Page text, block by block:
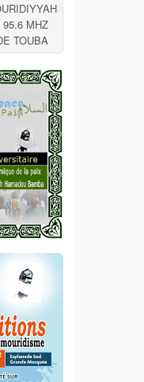
95.6 MHZ
TOUBA